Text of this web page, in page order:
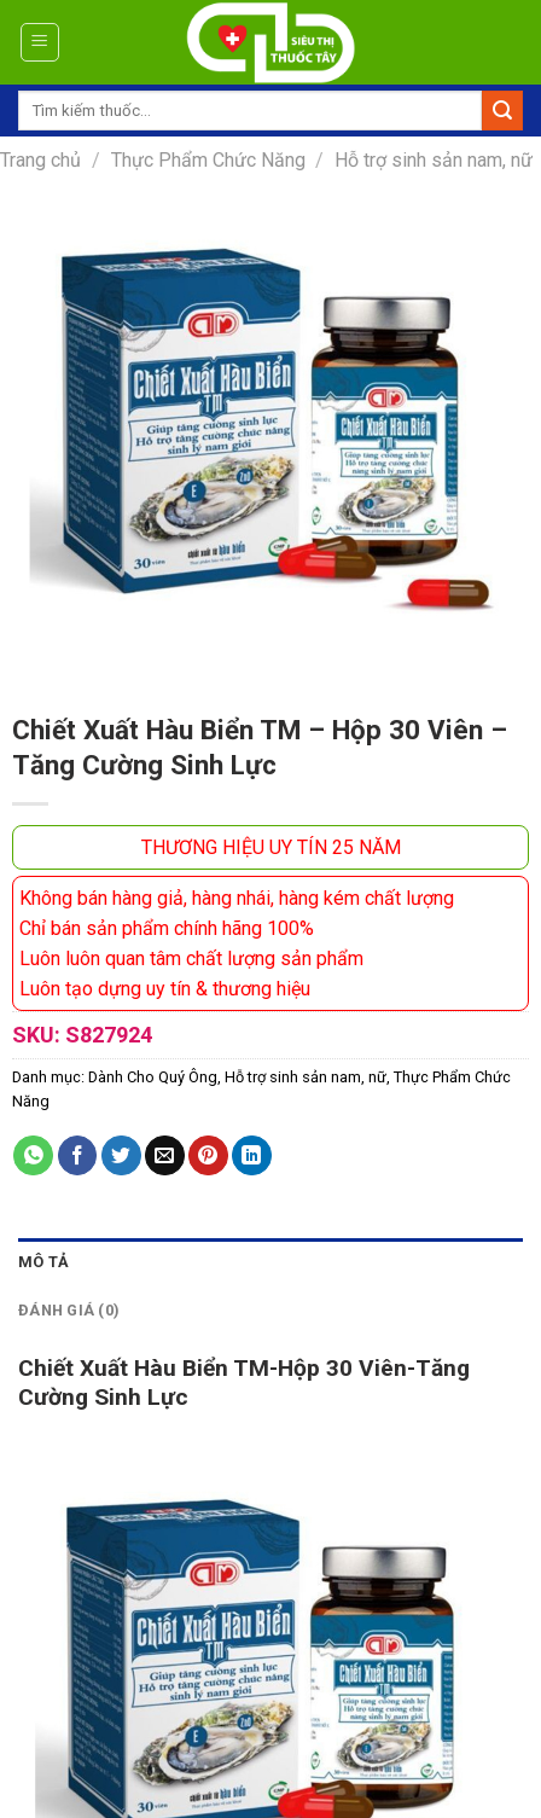
Tìm
Trang chủ / Thực Phẩm Chức Năng / Hỗ trợ sinh sản nam, nữ
Chiết Xuất Hàu Biển TM – Hộp 30 Viên –
Tăng Cường Sinh Lực
THƯƠNG HIỆU UY TÍN 25 NĂM
Không bán hàng giả, hàng nhái, hàng kém chất lượng
Chỉ bán sản phẩm chính hãng 100%
Luôn luôn quan tâm chất lượng sản phẩm
Luôn tạo dựng uy tín & thương hiệu
SKU: S827924
Danh mục: Dành Cho Quý Ông, Hỗ trợ sinh sản nam, nữ, Thực Phẩm Chức
Năng
MÔ TẢ
ĐÁNH GIÁ (0)
Chiết Xuất Hàu Biển TM-Hộp 30 Viên-Tăng
Cường Sinh Lực